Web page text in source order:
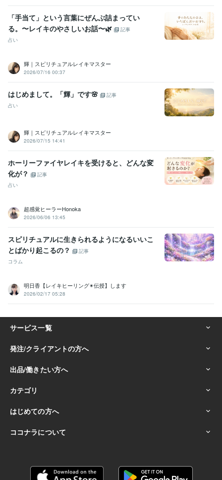
「手当て」という言葉にぜんぶ詰まってい
る。〜レイキのやさしいお話〜🌿
記事
占い
輝｜スピリチュアルレイキマスター
2026/07/16 00:37
はじめまして。「輝」です🌸
記事
占い
輝｜スピリチュアルレイキマスター
2026/07/15 14:41
ホーリーファイヤレイキを受けると、どんな変
化が？
記事
占い
超感覚ヒーラーHonoka
2026/06/06 13:45
スピリチュアルに生きられるようになるいいこ
とばかり起こるの？
記事
コラム
明日香【レイキヒーリング✴︎伝授】します
2026/02/17 05:28